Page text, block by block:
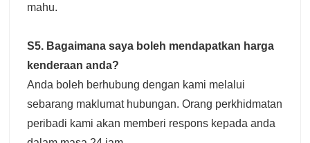
mahu.
S5. Bagaimana saya boleh mendapatkan harga
kenderaan anda?
Anda boleh berhubung dengan kami melalui
sebarang maklumat hubungan. Orang perkhidmatan
peribadi kami akan memberi respons kepada anda